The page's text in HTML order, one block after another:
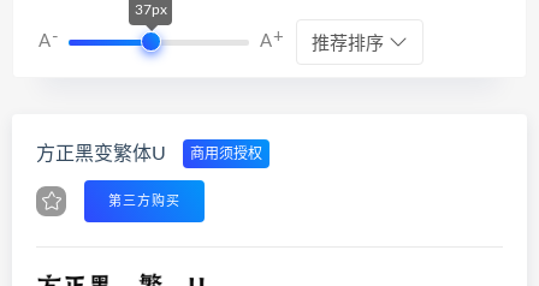
A-
37px
A+ 推荐排序
方正黑变繁体U 商用须授权
第三方购买